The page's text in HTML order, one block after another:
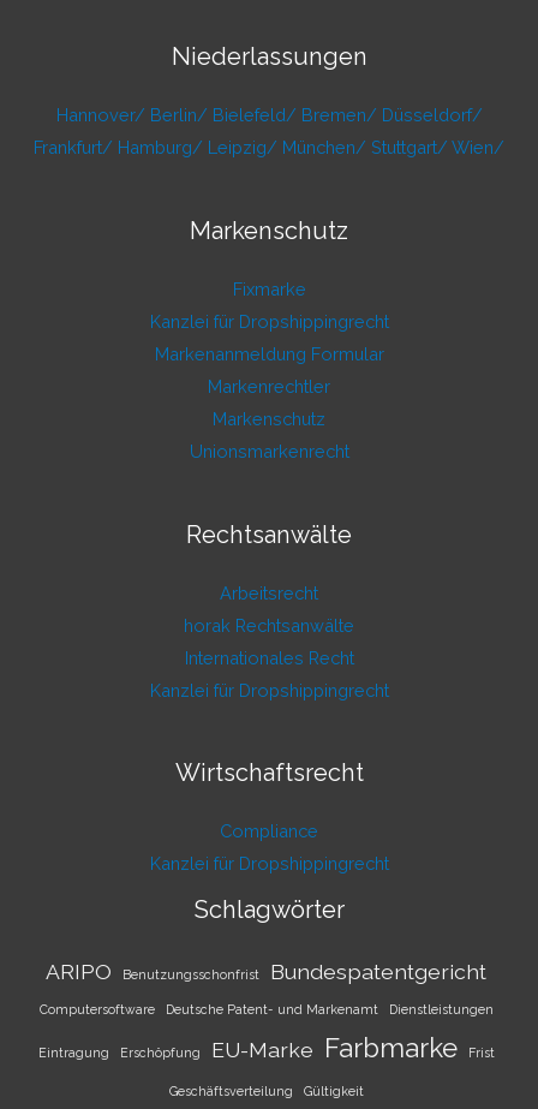
Niederlassungen
Hannover/ Berlin/ Bielefeld/ Bremen/ Düsseldorf/
Frankfurt/ Hamburg/ Leipzig/ München/ Stuttgart/ Wien/
Markenschutz
Fixmarke
Kanzlei für Dropshippingrecht
Markenanmeldung Formular
Markenrechtler
Markenschutz
Unionsmarkenrecht
Rechtsanwälte
Arbeitsrecht
horak Rechtsanwälte
Internationales Recht
Kanzlei für Dropshippingrecht
Wirtschaftsrecht
Compliance
Kanzlei für Dropshippingrecht
Schlagwörter
ARIPO Benutzungsschonfrist Bundespatentgericht
Computersoftware Deutsche Patent- und Markenamt Dienstleistungen
Eintragung Erschöpfung EU-Marke Farbmarke Frist
Geschäftsverteilung Gültigkeit